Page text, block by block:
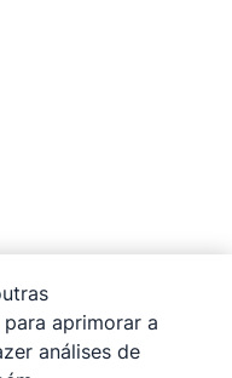
aprimorar a
análises de